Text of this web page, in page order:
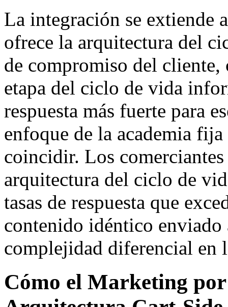
La integración se extiende
ofrece la arquitectura del
de compromiso del
etapa del ciclo de vida
respuesta más fuerte para
enfoque de la academia
coincidir. Los
arquitectura del ciclo de
tasas de respuesta que
contenido idéntico enviado
complejidad diferencial en
Cómo el Marketing